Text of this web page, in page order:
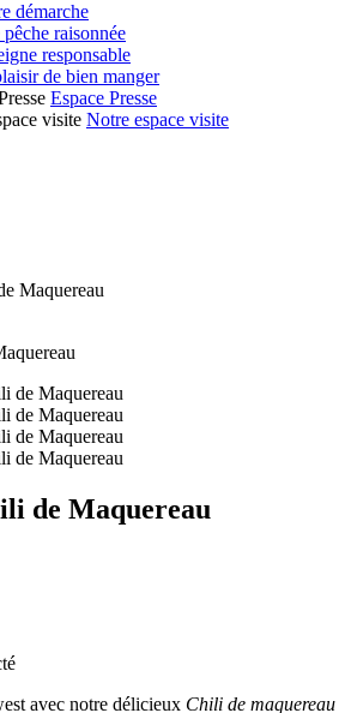
démarche
raisonnée
responsable
de bien manger
Espace Presse
Notre espace visite
Maquereau
de Maquereau
avec notre délicieux Chili de maquereau